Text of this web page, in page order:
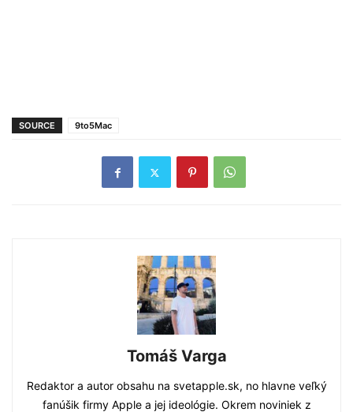
SOURCE 9to5Mac
Tomáš Varga
Redaktor a autor obsahu na svetapple.sk, no hlavne veľký
fanúšik firmy Apple a jej ideológie. Okrem noviniek z